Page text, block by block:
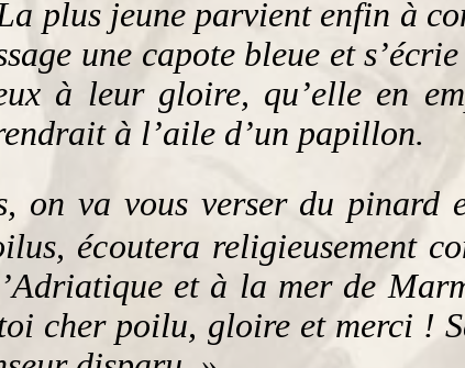
plus jeune parvient enfin à
une capote bleue et
à leur gloire, qu’elle en
à l’aile d’un papillon.
on va vous verser du
écoutera religieusement
et à la mer de
cher poilu, gloire et merci !